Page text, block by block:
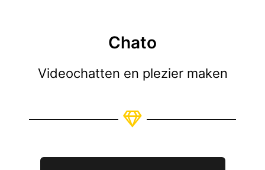
Chato
Videochatten en plezier maken